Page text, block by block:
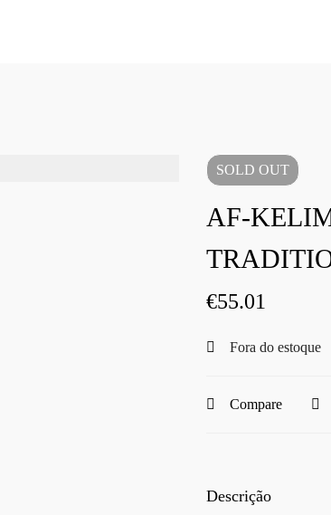
SOLD OUT
AF-
€55.01
Fora do estoque
Compare
Descrição